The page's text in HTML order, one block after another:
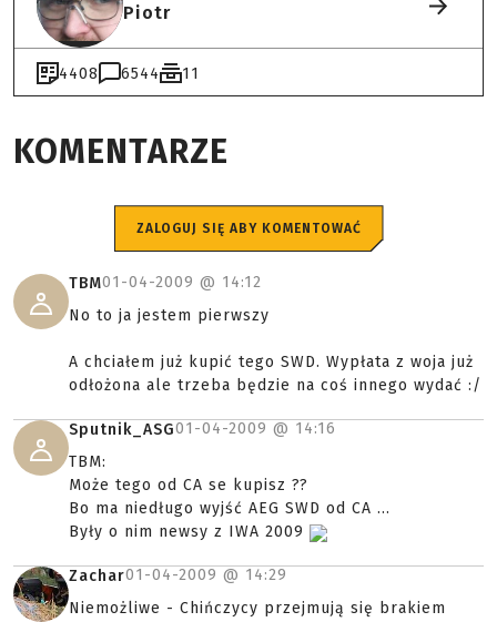
Piotr
4408 6544 11
KOMENTARZE
ZALOGUJ SIĘ ABY KOMENTOWAĆ
TBM01-04-2009 @ 14:12
No to ja jestem pierwszy
A chciałem już kupić tego SWD. Wypłata z woja już
odłożona ale trzeba będzie na coś innego wydać :/
Sputnik_ASG01-04-2009 @ 14:16
TBM:
Może tego od CA se kupisz ??
Bo ma niedługo wyjść AEG SWD od CA ...
Były o nim newsy z IWA 2009
Zachar01-04-2009 @ 14:29
Niemożliwe - Chińczycy przejmują się brakiem